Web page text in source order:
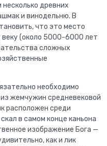
древних
и винодельню. В
что это место
веку (около 5000-6000 лет
сложных
необходимо
жемчужин средневековой
расположен среди
в самом конце каньона
изображение Бога —
как и лик